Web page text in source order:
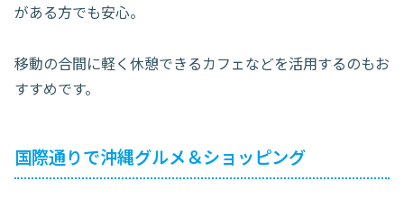
がある方でも安心。
移動の合間に軽く休憩できるカフェなどを活用するのもお
すすめです。
国際通りで沖縄グルメ＆ショッピング